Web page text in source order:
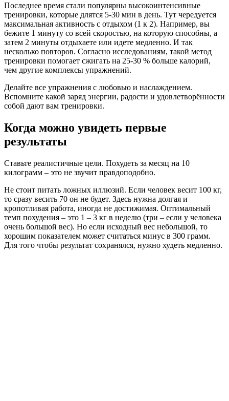
Последнее время стали популярны высокоинтенсивные
тренировки, которые длятся 5-30 мин в день. Тут чередуется
максимальная активность с отдыхом (1 к 2). Например, вы
бежите 1 минуту со всей скоростью, на которую способны, а
затем 2 минуты отдыхаете или идете медленно. И так
несколько повторов. Согласно исследованиям, такой метод
тренировки помогает сжигать на 25-30 % больше калорий,
чем другие комплексы упражнений.
Делайте все упражнения с любовью и наслаждением.
Вспомните какой заряд энергии, радости и удовлетворённости
собой дают вам тренировки.
Когда можно увидеть первые
результаты
Ставьте реалистичные цели. Похудеть за месяц на 10
килограмм – это не звучит правдоподобно.
Не стоит питать ложных иллюзий. Если человек весит 100 кг,
то сразу весить 70 он не будет. Здесь нужна долгая и
кропотливая работа, иногда не достижимая. Оптимальный
темп похудения – это 1 – 3 кг в неделю (три – если у человека
очень большой вес). Но если исходный вес небольшой, то
хорошим показателем может считаться минус в 300 грамм.
Для того чтобы результат сохранялся, нужно худеть медленно.